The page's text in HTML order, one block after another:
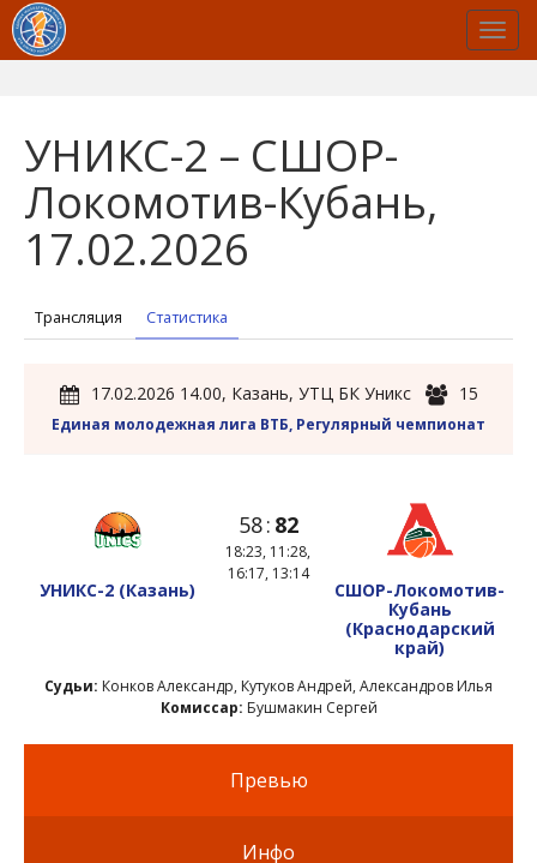
УНИКС-2 – СШОР-
Локомотив-Кубань,
17.02.2026
Трансляция Статистика